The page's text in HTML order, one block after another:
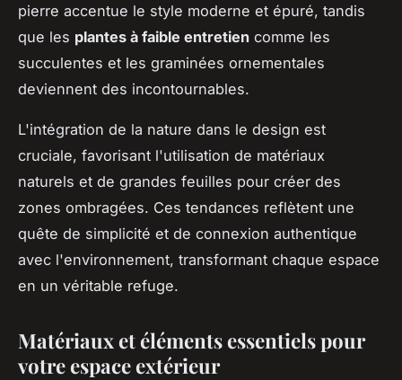
pierre accentue le style moderne et épuré, tandis
que les plantes à faible entretien comme les
succulentes et les graminées ornementales
deviennent des incontournables.
L'intégration de la nature dans le design est
cruciale, favorisant l'utilisation de matériaux
naturels et de grandes feuilles pour créer des
zones ombragées. Ces tendances reflètent une
quête de simplicité et de connexion authentique
avec l'environnement, transformant chaque espace
en un véritable refuge.
Matériaux et éléments essentiels pour
votre espace extérieur